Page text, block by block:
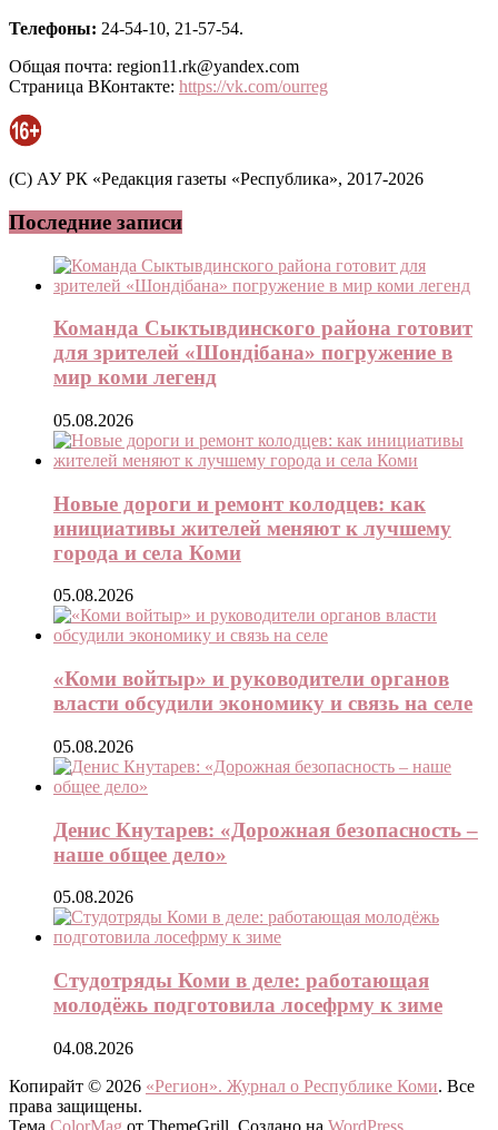
Телефоны: 24-54-10, 21-57-54.
Общая почта: region11.rk@yandex.com
Страница ВКонтакте: https://vk.com/ourreg
(C) АУ РК «Редакция газеты «Республика», 2017-2026
Последние записи
Команда Сыктывдинского района готовит
для зрителей «Шондібана» погружение в
мир коми легенд
05.08.2026
Новые дороги и ремонт колодцев: как
инициативы жителей меняют к лучшему
города и села Коми
05.08.2026
«Коми войтыр» и руководители органов
власти обсудили экономику и связь на селе
05.08.2026
Денис Кнутарев: «Дорожная безопасность –
наше общее дело»
05.08.2026
Студотряды Коми в деле: работающая
молодёжь подготовила лосефрму к зиме
04.08.2026
Копирайт © 2026 «Регион». Журнал о Республике Коми. Все
права защищены.
Тема ColorMag от ThemeGrill. Создано на WordPress